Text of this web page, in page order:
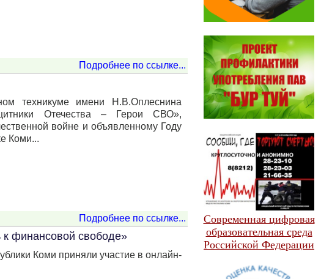
Подробнее по ссылке...
техникуме имени Н.В.Оплеснина
Отечества – Герои СВО»,
войне и объявленному Году
Коми...
Подробнее по ссылке...
финансовой свободе»
Коми приняли участие в онлайн-
Современная цифровая
образовательная среда
Российской Федерации